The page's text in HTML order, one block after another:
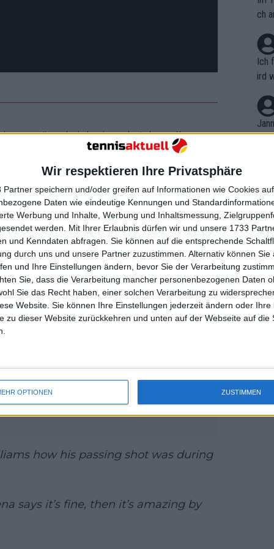
Wir respektieren Ihre Privatsphäre
Partner speichern und/oder greifen auf Informationen wie Cookies
Daten wie eindeutige Kennungen und
Werbung und Inhalte, Werbung und Inhaltsmessung,
werden. Mit Ihrer Erlaubnis dürfen wir und unsere 1733
und Kenndaten abfragen. Sie können auf die entsprechende
durch uns und unsere Partner zuzustimmen. Alternativ können Sie
und Ihre Einstellungen ändern, bevor Sie der Verarbeitung
Sie, dass die Verarbeitung mancher personenbezogenen Daten
Sie das Recht haben, einer solchen Verarbeitung zu
Website. Sie können Ihre Einstellungen jederzeit ändern oder Ihre
zu dieser Website zurückkehren und unten auf der Webseite auf die
OPTIONEN ZUSTIMMEN
nervös, als ich sie sah. Ich wollte
„Als ich den Passierschlag die
und gefragt, ob das in Ordnung
bedeutet das, dass es nach den
war.“
erfolgreichste Spieler der Open
Sebastian Korda. Der 24-
der letzten Acht durch einen hart
Routinier Gaël Monfils. Es
Korda – das bislang einzige
in Adelaide nach drei Sätzen mit
Open 2025 Tag Neun: Zverev-
Korda sind die Top
how his passing shot was during
says it’s fine, then it’s amazing by
ch
Ich
ird
r in
em
t,
B.
on
uss
mal
des
n
nt.
kel